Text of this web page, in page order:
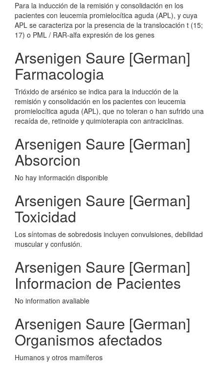
Para la inducción de la remisión y consolidación en los
pacientes con leucemia promielocítica aguda (APL), y cuya
APL se caracteriza por la presencia de la translocación t (15;
17) o PML / RAR-alfa expresión de los genes
Arsenigen Saure [German]
Farmacologia
Trióxido de arsénico se indica para la inducción de la
remisión y consolidación en los pacientes con leucemia
promielocítica aguda (APL), que no toleran o han sufrido una
recaída de, retinoide y quimioterapia con antraciclinas.
Arsenigen Saure [German]
Absorcion
No hay información disponible
Arsenigen Saure [German]
Toxicidad
Los síntomas de sobredosis incluyen convulsiones, debilidad
muscular y confusión.
Arsenigen Saure [German]
Informacion de Pacientes
No information avaliable
Arsenigen Saure [German]
Organismos afectados
Humanos y otros mamíferos